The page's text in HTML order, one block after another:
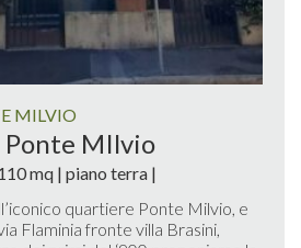
MILVIO
Ponte MIlvio
mq | piano terra |
quartiere Ponte Milvio, e
Flaminia fronte villa Brasini,